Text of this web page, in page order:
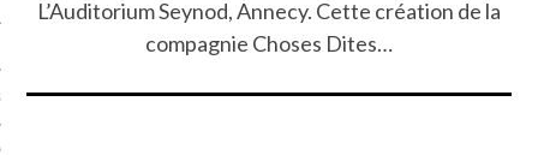
L’Auditorium Seynod, Annecy. Cette création de la
compagnie Choses Dites…